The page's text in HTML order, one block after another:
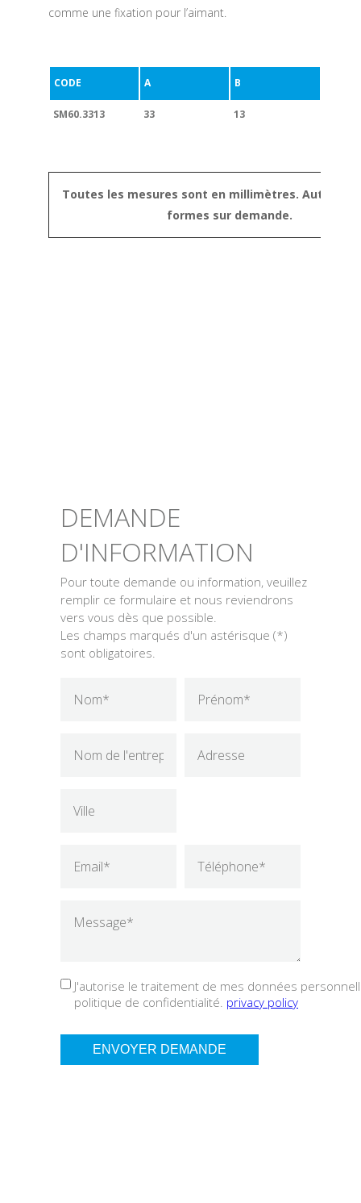
comme une fixation pour l’aimant.
CODE A B
SM60.3313 33 13
Toutes les mesures sont en millimètres. Autres
formes sur demande.
DEMANDE
D'INFORMATION
Pour toute demande ou information, veuillez
remplir ce formulaire et nous reviendrons
vers vous dès que possible.
Les champs marqués d'un astérisque (*)
sont obligatoires.
J'autorise le traitement de mes données
politique de confidentialité. privacy policy